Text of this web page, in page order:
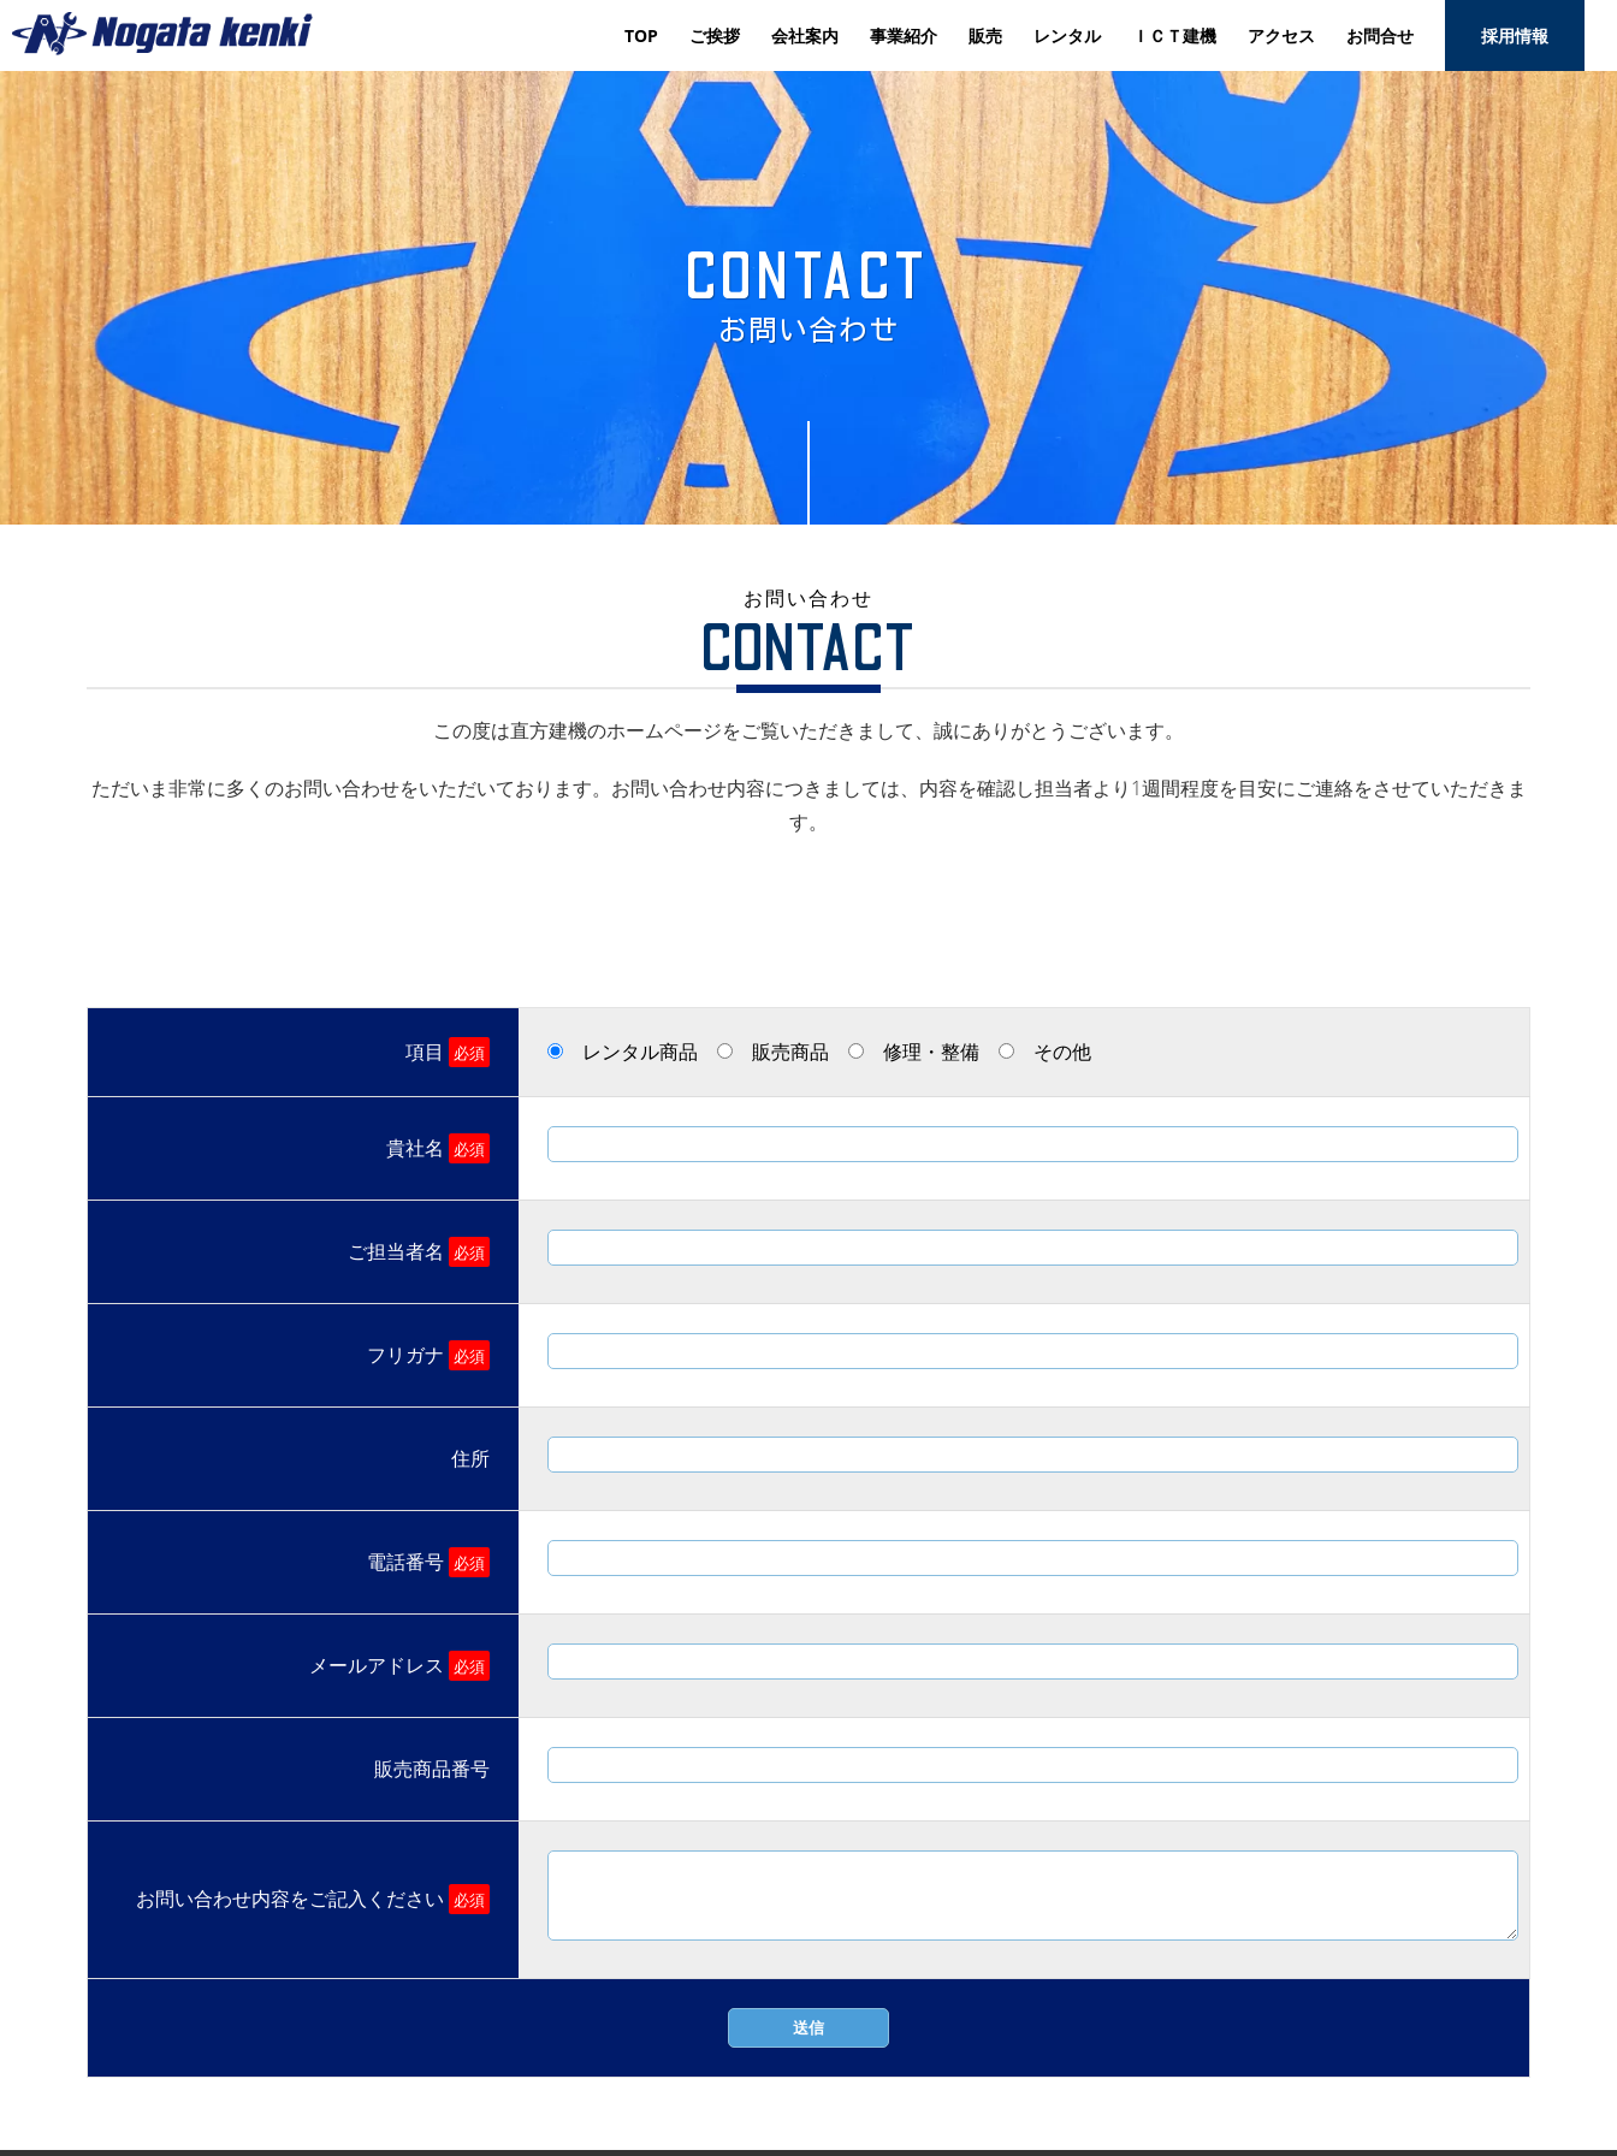
TOP ご挨拶 会社案内 事業紹介 販売 レンタル ＩＣＴ建機 アクセス お問合せ 採用情報
CONTACT
お問い合わせ
お問い合わせ
CONTACT
この度は直方建機のホームページをご覧いただきまして、誠にありがとうございます。
ただいま非常に多くのお問い合わせをいただいております。お問い合わせ内容につきましては、内容を確認し担当者より1週間程度を目安にご連絡をさせていただきま
す。
項目 必須 レンタル商品 販売商品 修理・整備 その他
貴社名 必須
ご担当者名 必須
フリガナ 必須
住所
電話番号 必須
メールアドレス 必須
販売商品番号
お問い合わせ内容をご記入ください 必須